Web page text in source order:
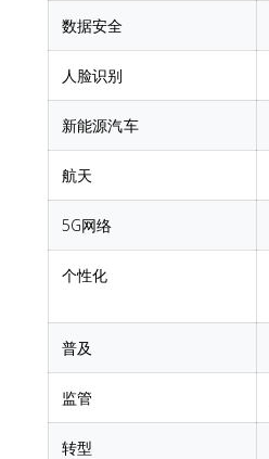
数据安全
人脸识别
新能源汽车
航天
5G网络
个性化
普及
监管
转型